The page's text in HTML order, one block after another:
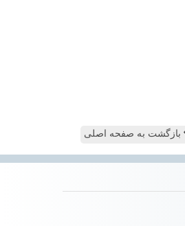
بازگشت به صفحه اصلی